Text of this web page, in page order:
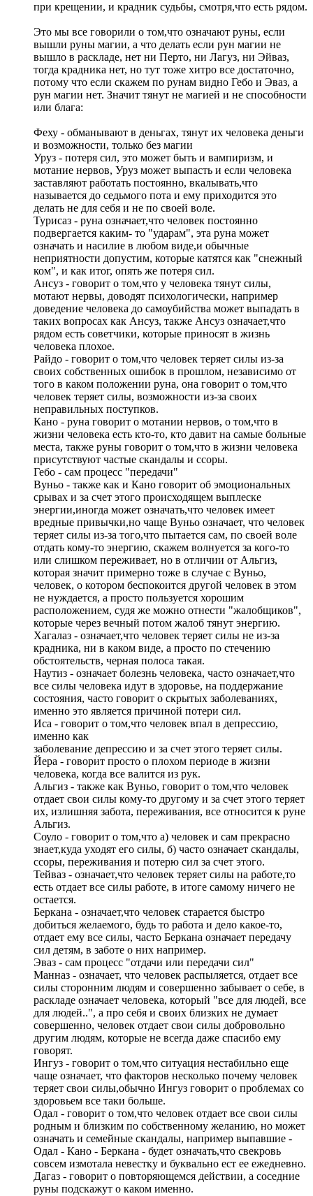
при крещении, и крадник судьбы, смотря,что есть рядом.
Это мы все говорили о том,что означают руны, если
вышли руны магии, а что делать если рун магии не
вышло в раскладе, нет ни Перто, ни Лагуз, ни Эйваз,
тогда крадника нет, но тут тоже хитро все достаточно,
потому что если скажем по рунам видно Гебо и Эваз, а
рун магии нет. Значит тянут не магией и не способности
или блага:
Феху - обманывают в деньгах, тянут их человека деньги
и возможности, только без магии
Уруз - потеря сил, это может быть и вампиризм, и
мотание нервов, Уруз может выпасть и если человека
заставляют работать постоянно, вкалывать,что
называется до седьмого пота и ему приходится это
делать не для себя и не по своей воле.
Турисаз - руна означает,что человек постоянно
подвергается каким- то "ударам", эта руна может
означать и насилие в любом виде,и обычные
неприятности допустим, которые катятся как "снежный
ком", и как итог, опять же потеря сил.
Ансуз - говорит о том,что у человека тянут силы,
мотают нервы, доводят психологически, например
доведение человека до самоубийства может выпадать в
таких вопросах как Ансуз, также Ансуз означает,что
рядом есть советчики, которые приносят в жизнь
человека плохое.
Райдо - говорит о том,что человек теряет силы из-за
своих собственных ошибок в прошлом, независимо от
того в каком положении руна, она говорит о том,что
человек теряет силы, возможности из-за своих
неправильных поступков.
Кано - руна говорит о мотании нервов, о том,что в
жизни человека есть кто-то, кто давит на самые больные
места, также руны говорит о том,что в жизни человека
присутствуют частые скандалы и ссоры.
Гебо - сам процесс "передачи"
Вуньо - также как и Кано говорит об эмоциональных
срывах и за счет этого происходящем выплеске
энергии,иногда может означать,что человек имеет
вредные привычки,но чаще Вуньо означает, что человек
теряет силы из-за того,что пытается сам, по своей воле
отдать кому-то энергию, скажем волнуется за кого-то
или слишком переживает, но в отличии от Альгиз,
которая значит примерно тоже в случае с Вуньо,
человек, о котором беспокоится другой человек в этом
не нуждается, а просто пользуется хорошим
расположением, судя же можно отнести "жалобщиков",
которые через вечный потом жалоб тянут энергию.
Хагалаз - означает,что человек теряет силы не из-за
крадника, ни в каком виде, а просто по стечению
обстоятельств, черная полоса такая.
Наутиз - означает болезнь человека, часто означает,что
все силы человека идут в здоровье, на поддержание
состояния, часто говорит о скрытых заболеваниях,
именно это является причиной потери сил.
Иса - говорит о том,что человек впал в депрессию,
именно как
заболевание депрессию и за счет этого теряет силы.
Йера - говорит просто о плохом периоде в жизни
человека, когда все валится из рук.
Альгиз - также как Вуньо, говорит о том,что человек
отдает свои силы кому-то другому и за счет этого теряет
их, излишняя забота, переживания, все относится к руне
Альгиз.
Соуло - говорит о том,что а) человек и сам прекрасно
знает,куда уходят его силы, б) часто означает скандалы,
ссоры, переживания и потерю сил за счет этого.
Тейваз - означает,что человек теряет силы на работе,то
есть отдает все силы работе, в итоге самому ничего не
остается.
Беркана - означает,что человек старается быстро
добиться желаемого, будь то работа и дело какое-то,
отдает ему все силы, часто Беркана означает передачу
сил детям, в заботе о них например.
Эваз - сам процесс "отдачи или передачи сил"
Манназ - означает, что человек распыляется, отдает все
силы сторонним людям и совершенно забывает о себе, в
раскладе означает человека, который "все для людей, все
для людей..", а про себя и своих близких не думает
совершенно, человек отдает свои силы добровольно
другим людям, которые не всегда даже спасибо ему
говорят.
Ингуз - говорит о том,что ситуация нестабильно еще
чаще означает, что факторов несколько почему человек
теряет свои силы,обычно Ингуз говорит о проблемах со
здоровьем все таки больше.
Одал - говорит о том,что человек отдает все свои силы
родным и близким по собственному желанию, но может
означать и семейные скандалы, например выпавшие -
Одал - Кано - Беркана - будет означать,что свекровь
совсем измотала невестку и буквально ест ее ежедневно.
Дагаз - говорит о повторяющемся действии, а соседние
руны подскажут о каком именно.